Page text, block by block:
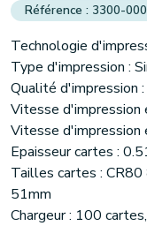
3300-
Technologie
Type d'impression :
Qualité d'impression
Vitesse d'impression
Vitesse d'impression
Epaisseur cartes :
Tailles cartes :
51mm
Chargeur : 100